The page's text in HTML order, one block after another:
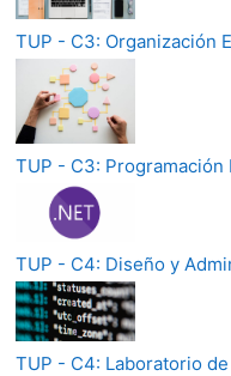
TUP - C3: Organización
TUP - C3: Programación
TUP - C4: Diseño y
TUP - C4: Laboratorio